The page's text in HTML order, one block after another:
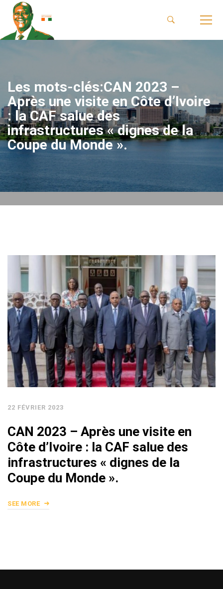
Les mots-clés:CAN 2023 –
Après une visite en Côte d’Ivoire
: la CAF salue des
infrastructures « dignes de la
Coupe du Monde ».
22 FÉVRIER 2023
CAN 2023 – Après une visite en
Côte d’Ivoire : la CAF salue des
infrastructures « dignes de la
Coupe du Monde ».
SEE MORE